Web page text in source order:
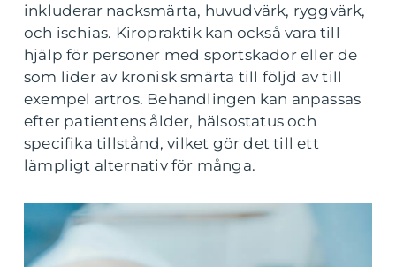
inkluderar nacksmärta, huvudvärk, ryggvärk,
och ischias. Kiropraktik kan också vara till
hjälp för personer med sportskador eller de
som lider av kronisk smärta till följd av till
exempel artros. Behandlingen kan anpassas
efter patientens ålder, hälsostatus och
specifika tillstånd, vilket gör det till ett
lämpligt alternativ för många.